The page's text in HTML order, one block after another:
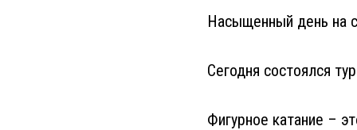
Насыщенный день на
Сегодня состоялся
Фигурное катание –